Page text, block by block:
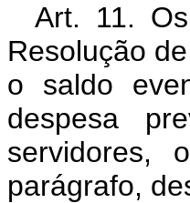
Art. 11.
Resolução
o saldo
despesa
servidores,
parágrafo,